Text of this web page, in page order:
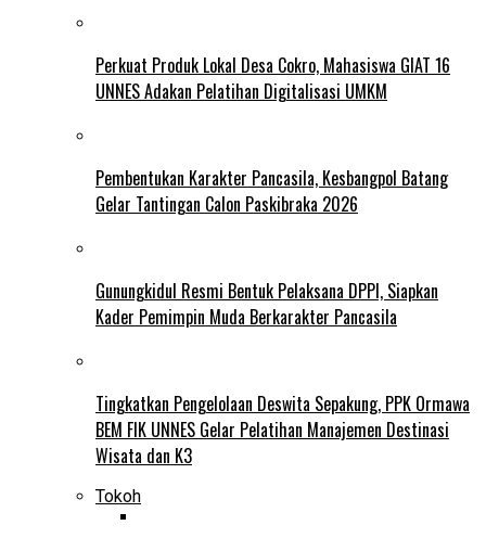
Perkuat Produk Lokal Desa Cokro, Mahasiswa GIAT 16
UNNES Adakan Pelatihan Digitalisasi UMKM
Pembentukan Karakter Pancasila, Kesbangpol Batang
Gelar Tantingan Calon Paskibraka 2026
Gunungkidul Resmi Bentuk Pelaksana DPPI, Siapkan
Kader Pemimpin Muda Berkarakter Pancasila
Tingkatkan Pengelolaan Deswita Sepakung, PPK Ormawa
BEM FIK UNNES Gelar Pelatihan Manajemen Destinasi
Wisata dan K3
Tokoh